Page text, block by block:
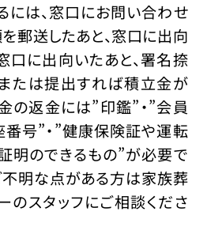
には、窓口にお問い合わせ
郵送したあと、窓口に出向
口に出向いたあと、署名捺
たは提出すれば積立金が
の返金には”印鑑”・”会員
番号”・”健康保険証や運転
明のできるもの”が必要で
不明な点がある方は家族葬
のスタッフにご相談くださ